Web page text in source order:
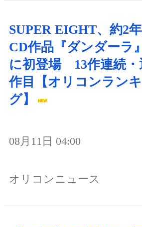
SUPER EIGHT、約2
CD作品『ダンダーラ
に初登場 13作連続・
作目【オリコンラン
グ】
08月11日 04:00
オリコンニュース